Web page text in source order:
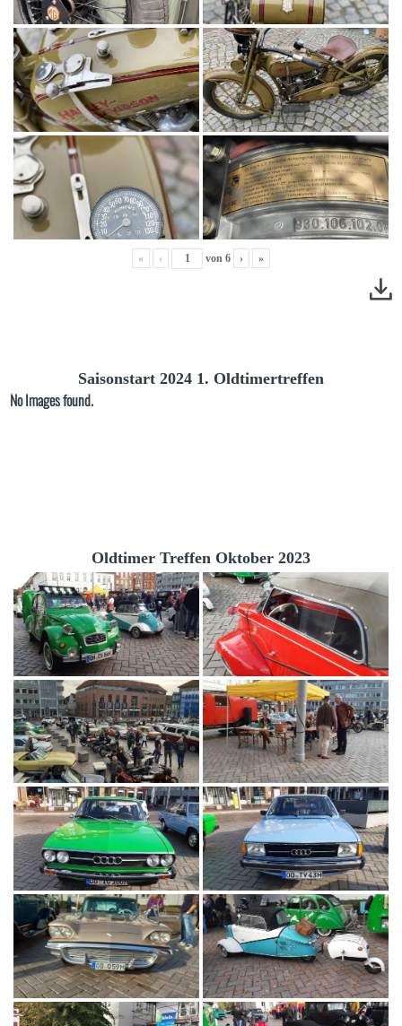
« ‹ von 6 › »
Saisonstart 2024 1. Oldtimertreffen
No Images found.
Oldtimer Treffen Oktober 2023